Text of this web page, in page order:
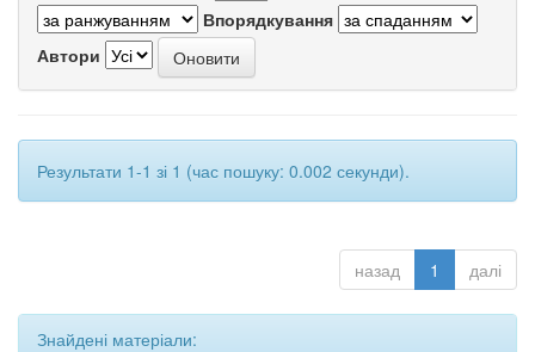
Впорядкування
Автори
Результати 1-1 зі 1 (час пошуку: 0.002 секунди).
назад 1 далі
Знайдені матеріали: